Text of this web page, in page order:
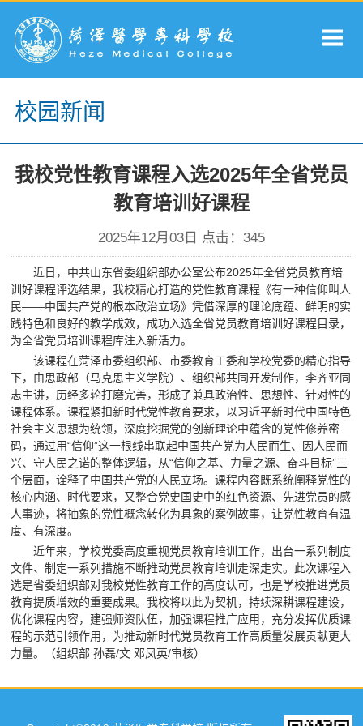
校园新闻
我校党性教育课程入选2025年全省党员
教育培训好课程
2025年12月03日 点击： 345
近日，中共山东省委组织部办公室公布2025年全省党员教育培
训好课程评选结果，我校精心打造的党性教育课程《有一种信仰叫人
民——中国共产党的根本政治立场》凭借深厚的理论底蕴、鲜明的实
践特色和良好的教学成效，成功入选全省党员教育培训好课程目录，
为全省党员培训课程库注入新活力。
该课程在菏泽市委组织部、市委教育工委和学校党委的精心指导
下，由思政部（马克思主义学院）、组织部共同开发制作，李齐亚同
志主讲，历经多轮打磨完善，形成了兼具政治性、思想性、针对性的
课程体系。课程紧扣新时代党性教育要求，以习近平新时代中国特色
社会主义思想为统领，深度挖掘党的创新理论中蕴含的党性修养密
码，通过用“信仰”这一根线串联起中国共产党为人民而生、因人民而
兴、守人民之诺的整体逻辑，从“信仰之基、力量之源、奋斗目标”三
个层面，诠释了中国共产党的人民立场。课程内容既系统阐释党性的
核心内涵、时代要求，又整合党史国史中的红色资源、先进党员的感
人事迹，将抽象的党性概念转化为具象的案例故事，让党性教育有温
度、有深度。
近年来，学校党委高度重视党员教育培训工作，出台一系列制度
文件、制定一系列措施不断推动党员教育培训走深走实。此次课程入
选是省委组织部对我校党性教育工作的高度认可，也是学校推进党员
教育提质增效的重要成果。我校将以此为契机，持续深耕课程建设，
优化课程内容，建强师资队伍，加强课程推广应用，充分发挥优质课
程的示范引领作用，为推动新时代党员教育工作高质量发展贡献更大
力量。（组织部 孙磊/文 邓凤英/审核）